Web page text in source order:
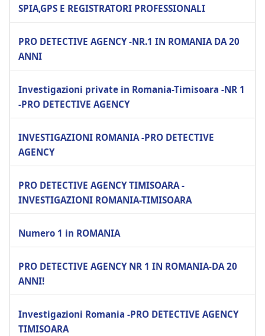
SPIA,GPS E REGISTRATORI PROFESSIONALI
PRO DETECTIVE AGENCY -NR.1 IN ROMANIA DA 20
ANNI
Investigazioni private in Romania-Timisoara -NR 1
-PRO DETECTIVE AGENCY
INVESTIGAZIONI ROMANIA -PRO DETECTIVE
AGENCY
PRO DETECTIVE AGENCY TIMISOARA -
INVESTIGAZIONI ROMANIA-TIMISOARA
Numero 1 in ROMANIA
PRO DETECTIVE AGENCY NR 1 IN ROMANIA-DA 20
ANNI!
Investigazioni Romania -PRO DETECTIVE AGENCY
TIMISOARA